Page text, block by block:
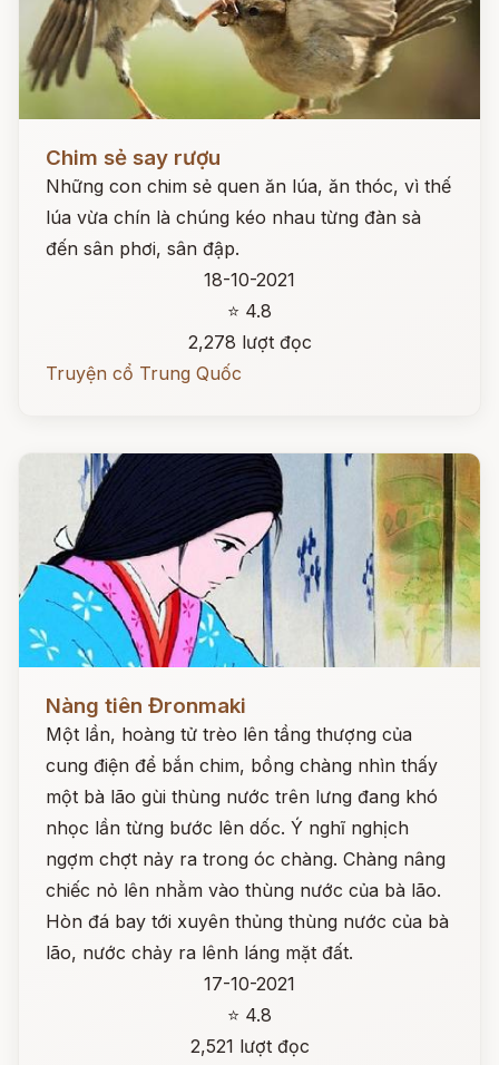
Chim sẻ say rượu
Những con chim sẻ quen ăn lúa, ăn thóc, vì thế
lúa vừa chín là chúng kéo nhau từng đàn sà
đến sân phơi, sân đập.
18-10-2021
⭐ 4.8
2,278 lượt đọc
Truyện cổ Trung Quốc
Nàng tiên Đronmaki
Một lần, hoàng tử trèo lên tầng thượng của
cung điện để bắn chim, bồng chàng nhìn thấy
một bà lão gùi thùng nước trên lưng đang khó
nhọc lần từng bước lên dốc. Ý nghĩ nghịch
ngợm chợt nảy ra trong óc chàng. Chàng nâng
chiếc nỏ lên nhằm vào thùng nước của bà lão.
Hòn đá bay tới xuyên thủng thùng nước của bà
lão, nước chảy ra lênh láng mặt đất.
17-10-2021
⭐ 4.8
2,521 lượt đọc